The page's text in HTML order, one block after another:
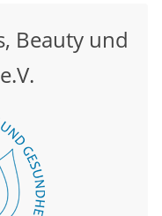
Beauty und